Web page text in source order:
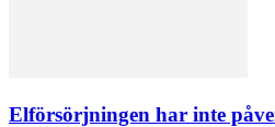
Elförsörjningen har inte